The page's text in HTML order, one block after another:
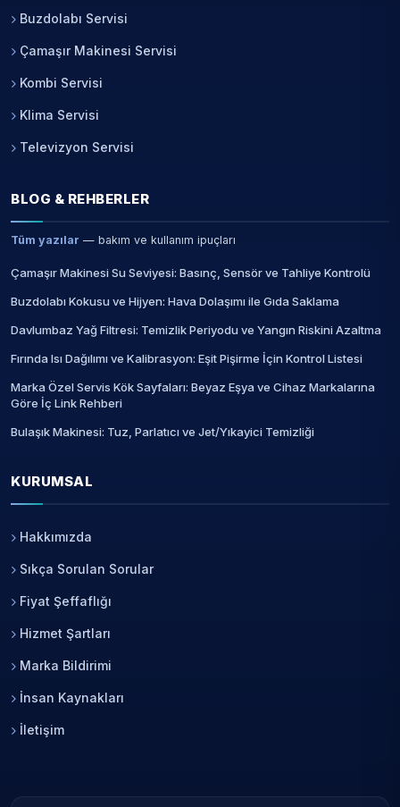
Buzdolabı Servisi
Çamaşır Makinesi Servisi
Kombi Servisi
Klima Servisi
Televizyon Servisi
BLOG & REHBERLER
Tüm yazılar — bakım ve kullanım ipuçları
Çamaşır Makinesi Su Seviyesi: Basınç, Sensör ve Tahliye Kontrolü
Buzdolabı Kokusu ve Hijyen: Hava Dolaşımı ile Gıda Saklama
Davlumbaz Yağ Filtresi: Temizlik Periyodu ve Yangın Riskini Azaltma
Fırında Isı Dağılımı ve Kalibrasyon: Eşit Pişirme İçin Kontrol Listesi
Marka Özel Servis Kök Sayfaları: Beyaz Eşya ve Cihaz Markalarına
Göre İç Link Rehberi
Bulaşık Makinesi: Tuz, Parlatıcı ve Jet/Yıkayici Temizliği
KURUMSAL
Hakkımızda
Sıkça Sorulan Sorular
Fiyat Şeffaflığı
Hizmet Şartları
Marka Bildirimi
İnsan Kaynakları
İletişim